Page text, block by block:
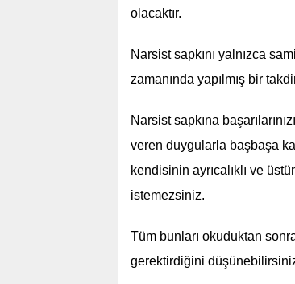
olacaktır.
Narsist sapkını yalnızca
zamanında yapılmış bir
Narsist sapkına
veren duygularla başbaşa
kendisinin ayrıcalıklı ve
istemezsiniz.
Tüm bunları okuduktan
gerektirdiğini